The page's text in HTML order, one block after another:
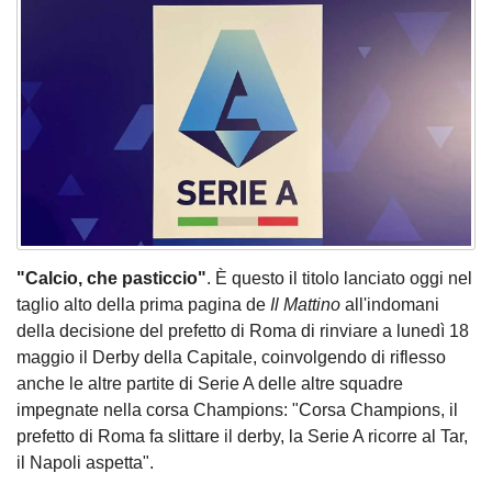
"Calcio, che pasticcio". È questo il titolo lanciato oggi nel
taglio alto della prima pagina de Il Mattino all'indomani
della decisione del prefetto di Roma di rinviare a lunedì 18
maggio il Derby della Capitale, coinvolgendo di riflesso
anche le altre partite di Serie A delle altre squadre
impegnate nella corsa Champions: "Corsa Champions, il
prefetto di Roma fa slittare il derby, la Serie A ricorre al Tar,
il Napoli aspetta".